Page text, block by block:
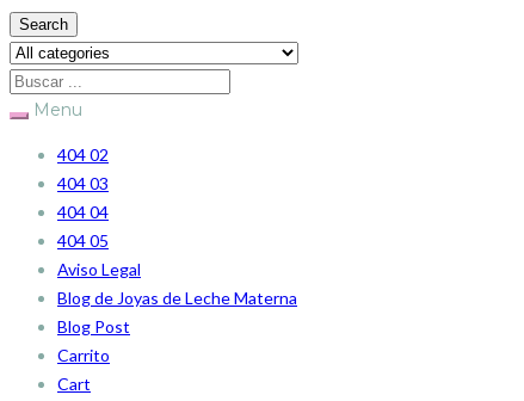
Search
Menu
404 02
404 03
404 04
404 05
Aviso Legal
Blog de Joyas de Leche Materna
Blog Post
Carrito
Cart